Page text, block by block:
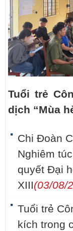
Tuổi trẻ
dịch “Mùa
Chi Đoàn
Nghiêm
quyết Đại
XIII(03/08/
Tuổi trẻ
kích trong